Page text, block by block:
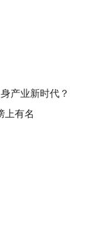
产业新时代？
上有名